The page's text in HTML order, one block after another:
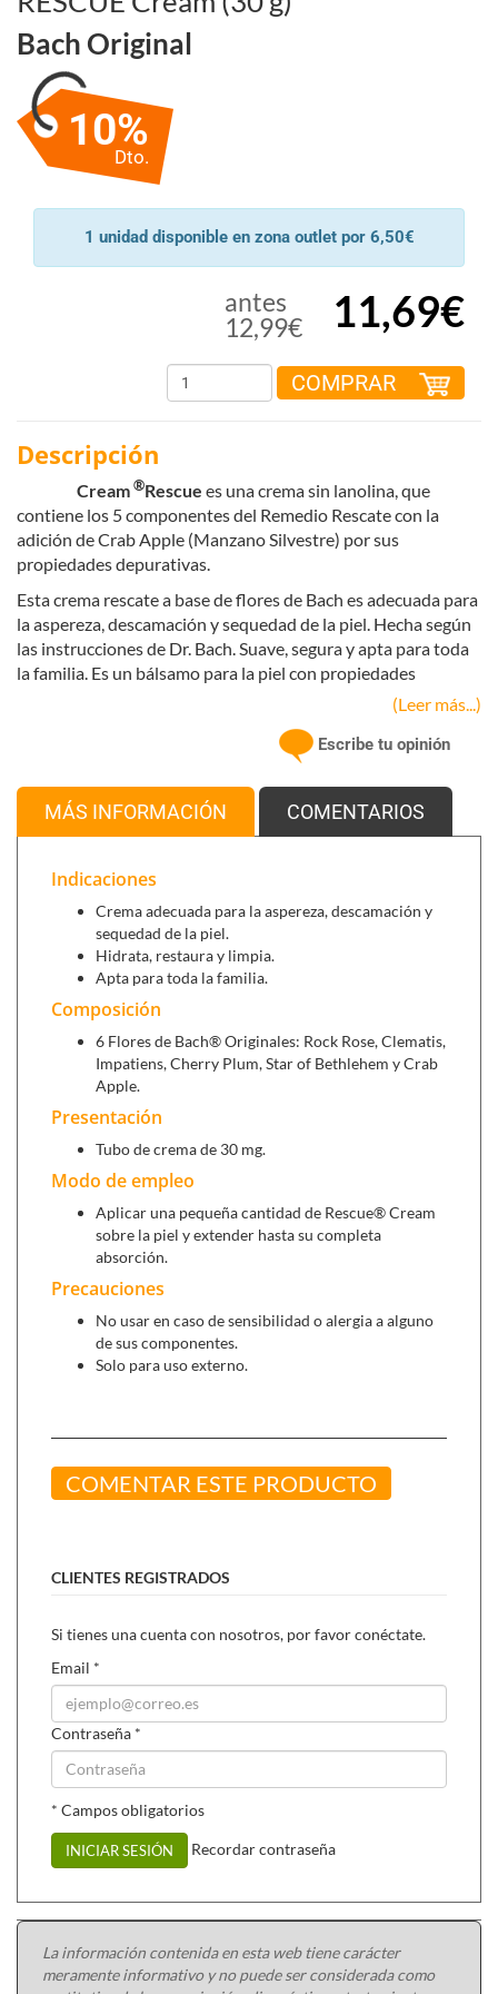
Bach Original
10%
Dto.
1 unidad disponible en zona outlet por 6,50€
antes
12,99€
11,69€
COMPRAR
Descripción
Cream®Rescue es una crema sin lanolina, que
contiene los 5 componentes del Remedio Rescate con la
adición de Crab Apple (Manzano Silvestre) por sus
propiedades depurativas.
Esta crema rescate a base de flores de Bach es adecuada para
la aspereza, descamación y sequedad de la piel. Hecha según
las instrucciones de Dr. Bach. Suave, segura y apta para toda
la familia. Es un bálsamo para la piel con propiedades
La Crema Rescate tiene efecto limpiador. Las Flores de Bach
son completamente seguras, la crema puede aplicarse tantas
veces como sea necesario.
(Leer más...)
Escribe tu opinión
MÁS INFORMACIÓN COMENTARIOS
Indicaciones
Crema adecuada para la aspereza, descamación y
sequedad de la piel.
Hidrata, restaura y limpia.
Apta para toda la familia.
Composición
6 Flores de Bach® Originales: Rock Rose, Clematis,
Impatiens, Cherry Plum, Star of Bethlehem y Crab
Apple.
Presentación
Tubo de crema de 30 mg.
Modo de empleo
Aplicar una pequeña cantidad de Rescue® Cream
sobre la piel y extender hasta su completa
absorción.
Precauciones
No usar en caso de sensibilidad o alergia a alguno
de sus componentes.
Solo para uso externo.
COMENTAR ESTE PRODUCTO
CLIENTES REGISTRADOS
Si tienes una cuenta con nosotros, por favor conéctate.
Email *
Contraseña *
* Campos obligatorios
INICIAR SESIÓN Recordar contraseña
La información contenida en esta web tiene carácter
meramente informativo y no puede ser considerada como